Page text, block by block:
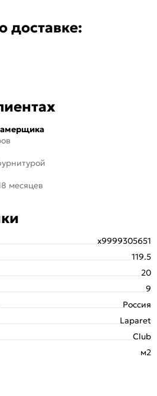
доставке:
месяцев
х9999305651
119.5
20
9
Россия
Laparet
Club
м2